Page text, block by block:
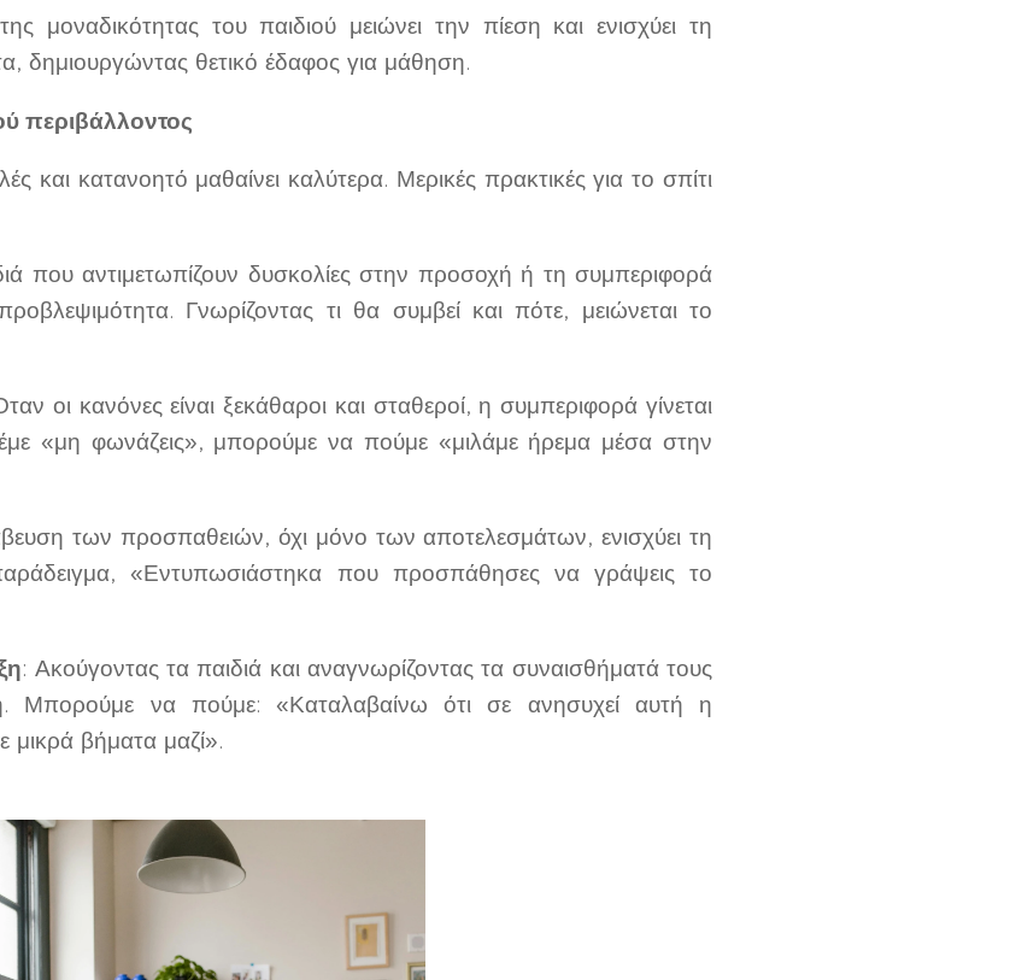
του παιδιού μειώνει την πίεση και ενισχύει τη
δημιουργώντας θετικό έδαφος για μάθηση.
περιβάλλοντος
και κατανοητό μαθαίνει καλύτερα. Μερικές πρακτικές για το σπίτι
που αντιμετωπίζουν δυσκολίες στην προσοχή ή τη συμπεριφορά
Γνωρίζοντας τι θα συμβεί και πότε, μειώνεται το
οι κανόνες είναι ξεκάθαροι και σταθεροί, η συμπεριφορά γίνεται
«μη φωνάζεις», μπορούμε να πούμε «μιλάμε ήρεμα μέσα στην
των προσπαθειών, όχι μόνο των αποτελεσμάτων, ενισχύει τη
«Εντυπωσιάστηκα που προσπάθησες να γράψεις το
: Ακούγοντας τα παιδιά και αναγνωρίζοντας τα συναισθήματά τους
Μπορούμε να πούμε: «Καταλαβαίνω ότι σε ανησυχεί αυτή η
μικρά βήματα μαζί».